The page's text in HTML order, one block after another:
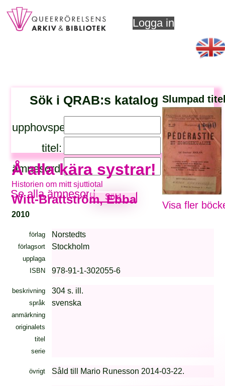
Logga in
Sök i QRAB:s katalog
upphovsperson:
titel:
ämnesord:
Se alla ämnesord
Slumpad
Visa fler
Å alla kära systrar!
Historien om mitt sjuttiotal
Witt-Brattström, Ebba
2010
förlag Norstedts
förlagsort Stockholm
upplaga
ISBN
978-91-1-302055-6
beskrivning 304 s. ill.
språk svenska
anmärkning
originalets
titel
serie
övrigt Såld till Mario Runesson 2014-03-22.